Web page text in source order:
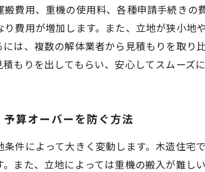
費用、重機の使用料、各種申請手続き
費用が増加します。また、立地が狭小
は、複数の解体業者から見積もりを取
もりを出してもらい、安心してスムーズ
算オーバーを防ぐ方法
件によって大きく変動します。木造住宅
また、立地によっては重機の搬入が難